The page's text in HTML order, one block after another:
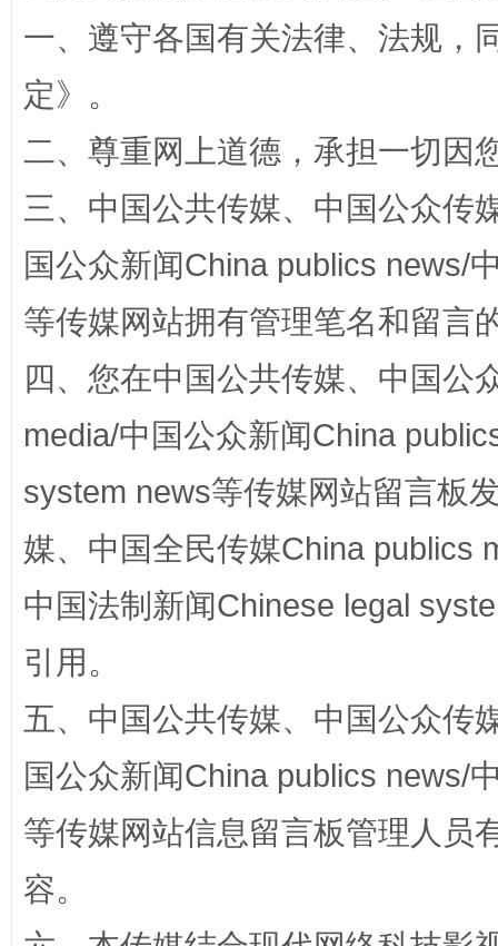
这是一记警钟！ 谢
一、遵守各国有关法律、法规，
定》。
二、尊重网上道德，承担一切因
三、中国公共传媒、中国公众传
国公众新闻China publics news/
等传媒网站拥有管理笔名和留言
四、您在中国公共传媒、中国公
media/中国公众新闻China
system news等传媒网站留言板
媒、中国全民传媒China publics
中国法制新闻Chinese legal
引用。
五、中国公共传媒、中国公众传
国公众新闻China publics news/
等传媒网站信息留言板管理人员
容。